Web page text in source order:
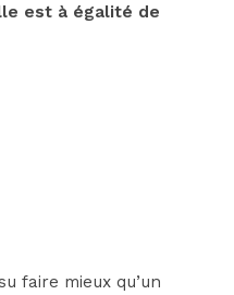
est à égalité de
faire mieux qu’un